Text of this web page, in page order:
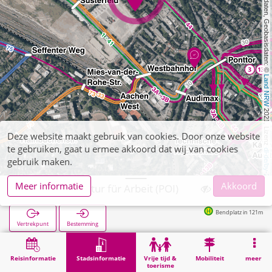
, Kartendaten, Geobasisdaten: ©
Land NRW
2021, Lizenz
dl-de/by-2-0
Reisinformatie Stadsinformatie
Vrije tijd &
toerisme
Mobiliteit meer
Aachen, Agentur für Arbeit (POI)
Vertrekpunt Bestemming
Bendplatz in 121m
Stadsinformatie Administratie Aachen, Agentur für Arbeit (POI)
Deze website maakt gebruik van cookies. Door onze website
te gebruiken, gaat u ermee akkoord dat wij van cookies
gebruik maken.
Meer informatie
Akkoord